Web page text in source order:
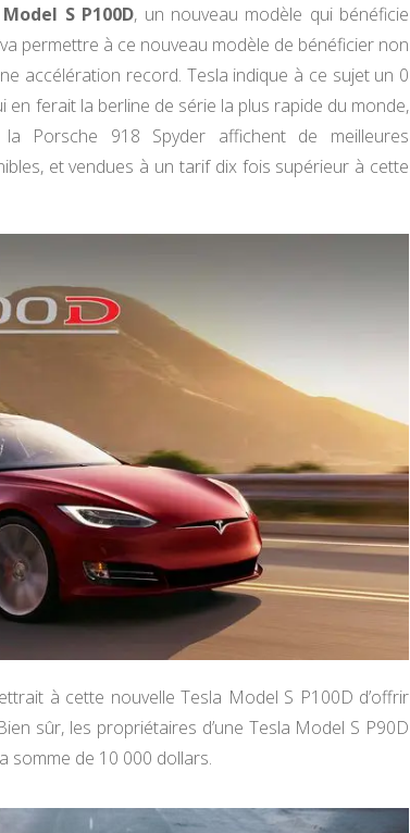
Model S P100D, un nouveau modèle qui bénéficie
permettre à ce nouveau modèle de bénéficier non
accélération record. Tesla indique à ce sujet un 0
ferait la berline de série la plus rapide du monde,
Porsche 918 Spyder affichent de meilleures
et vendues à un tarif dix fois supérieur à cette
à cette nouvelle Tesla Model S P100D d’offrir
sûr, les propriétaires d’une Tesla Model S P90D
somme de 10 000 dollars.